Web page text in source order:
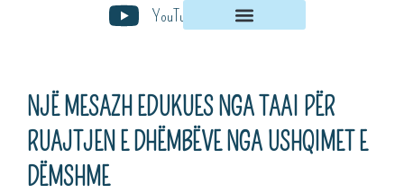
YouTube
NJË MESAZH EDUKUES NGA TAAI PËR
RUAJTJEN E DHËMBËVE NGA USHQIMET E
DËMSHME